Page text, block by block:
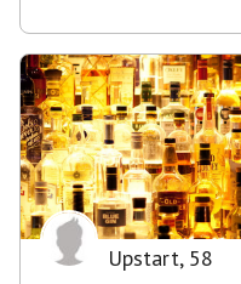
Upstart, 58